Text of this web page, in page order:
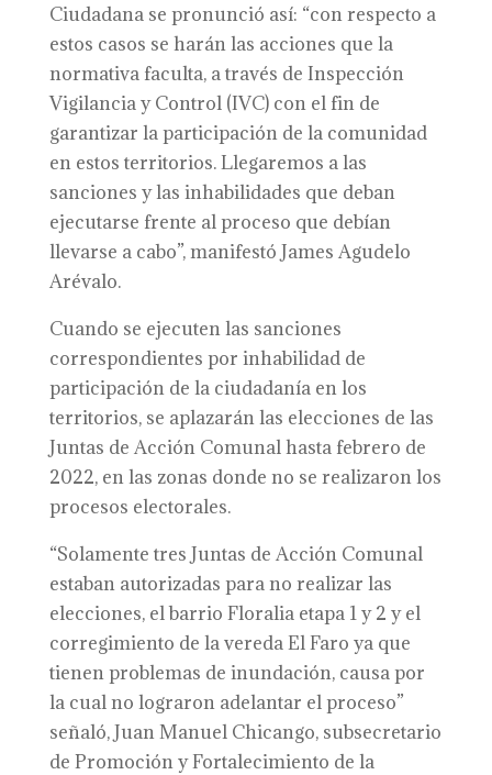
Ciudadana se pronunció así: “con respecto a
estos casos se harán las acciones que la
normativa faculta, a través de Inspección
Vigilancia y Control (IVC) con el fin de
garantizar la participación de la comunidad
en estos territorios. Llegaremos a las
sanciones y las inhabilidades que deban
ejecutarse frente al proceso que debían
llevarse a cabo”, manifestó James Agudelo
Arévalo.
Cuando se ejecuten las sanciones
correspondientes por inhabilidad de
participación de la ciudadanía en los
territorios, se aplazarán las elecciones de las
Juntas de Acción Comunal hasta febrero de
2022, en las zonas donde no se realizaron los
procesos electorales.
“Solamente tres Juntas de Acción Comunal
estaban autorizadas para no realizar las
elecciones, el barrio Floralia etapa 1 y 2 y el
corregimiento de la vereda El Faro ya que
tienen problemas de inundación, causa por
la cual no lograron adelantar el proceso”
señaló, Juan Manuel Chicango, subsecretario
de Promoción y Fortalecimiento de la